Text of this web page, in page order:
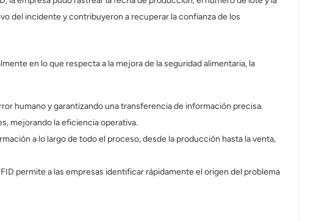
del incidente y contribuyeron a recuperar la confianza de los
en lo que respecta a la mejora de la seguridad alimentaria, la
humano y garantizando una transferencia de información precisa.
mejorando la eficiencia operativa.
a lo largo de todo el proceso, desde la producción hasta la venta,
permite a las empresas identificar rápidamente el origen del problema